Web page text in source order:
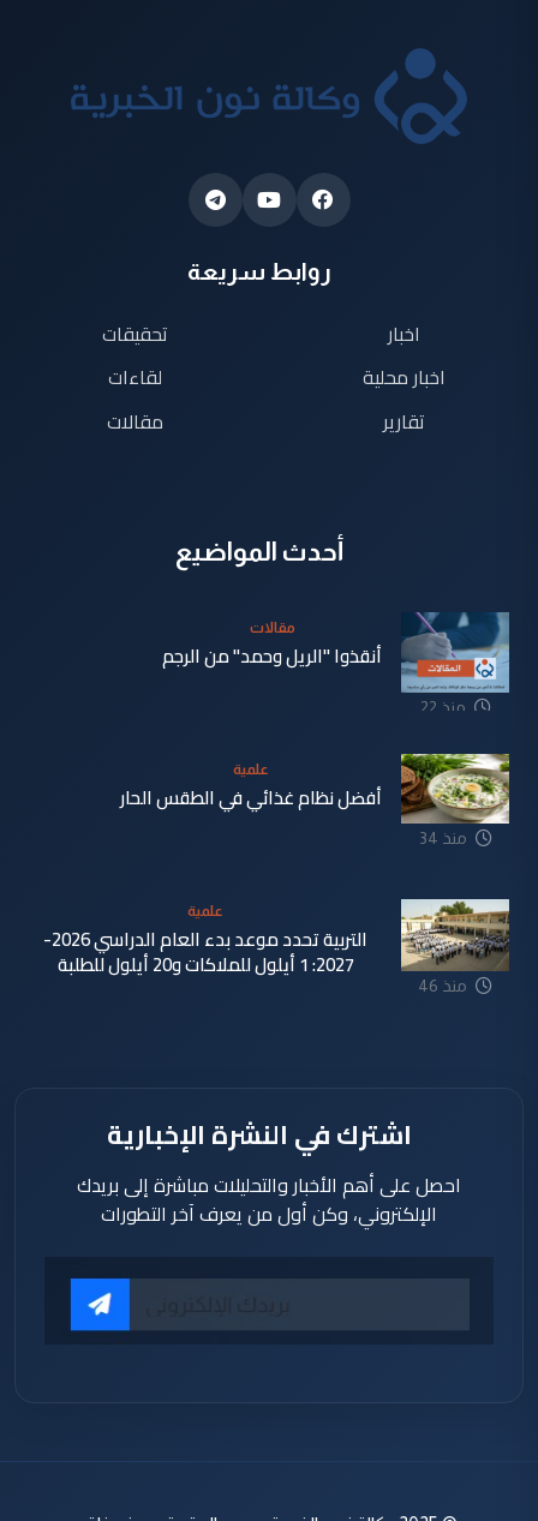
روابط سريعة
اخبار
اخبار محلية
تقارير
تحقيقات
لقاءات
مقالات
أحدث المواضيع
منذ 22
مقالات
أنقذوا "الريل وحمد" من الرجم
منذ 34
علمية
أفضل نظام غذائي في الطقس الحار
منذ 46
علمية
التربية تحدد موعد بدء العام الدراسي 2026-
2027: 1 أيلول للملاكات و20 أيلول للطلبة
اشترك في النشرة الإخبارية
احصل على أهم الأخبار والتحليلات مباشرة إلى بريدك
الإلكتروني، وكن أول من يعرف آخر التطورات